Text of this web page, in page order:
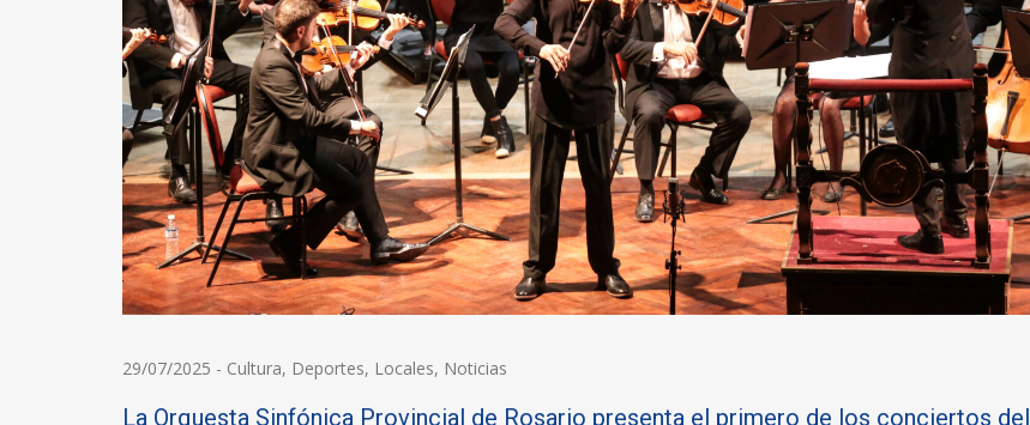
29/07/2025 - Cultura, Deportes, Locales, Noticias
La Orquesta Sinfónica Provincial de Rosario presenta el primero de los conciertos del